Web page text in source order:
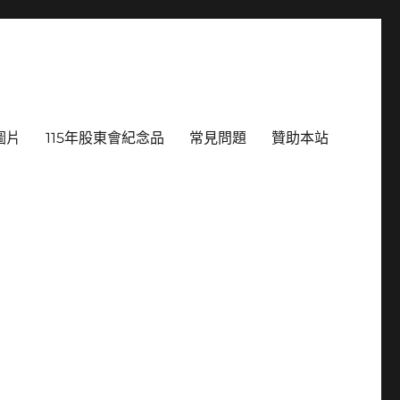
片 115年股東會紀念品 常見問題 贊助本站